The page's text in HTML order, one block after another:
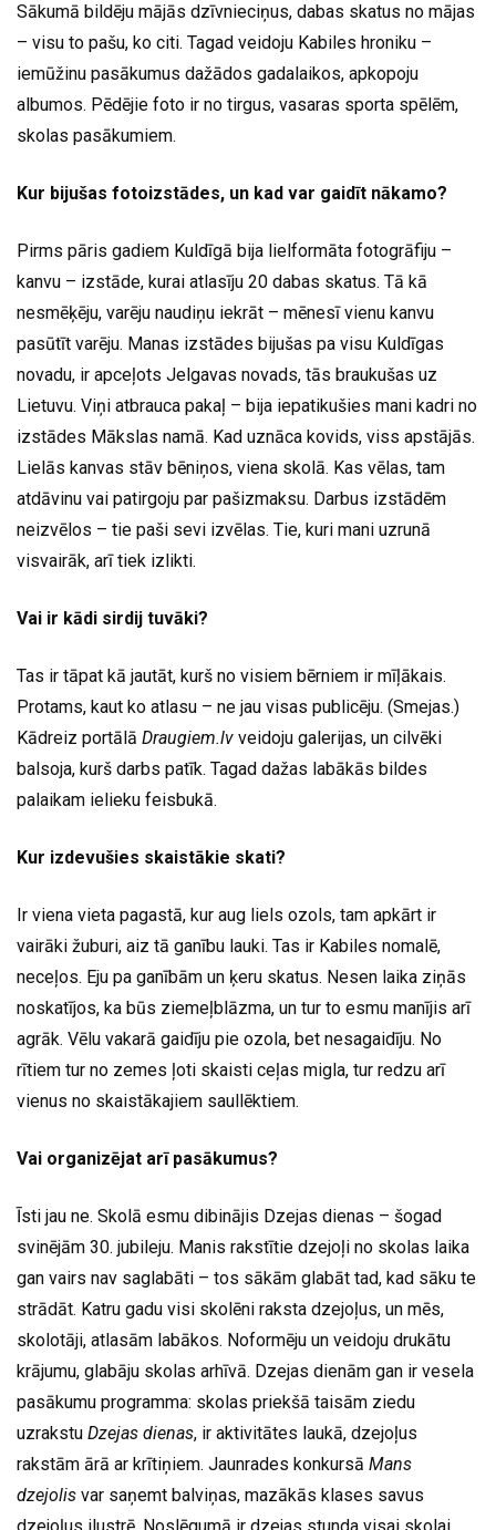
Sākumā bildēju mājās dzīvnieciņus, dabas skatus no mājas
– visu to pašu, ko citi. Tagad veidoju Kabiles hroniku –
iemūžinu pasākumus dažādos gadalaikos, apkopoju
albumos. Pēdējie foto ir no tirgus, vasaras sporta spēlēm,
skolas pasākumiem.
Kur bijušas fotoizstādes, un kad var gaidīt nākamo?
Pirms pāris gadiem Kuldīgā bija lielformāta fotogrāfiju –
kanvu – izstāde, kurai atlasīju 20 dabas skatus. Tā kā
nesmēķēju, varēju naudiņu iekrāt – mēnesī vienu kanvu
pasūtīt varēju. Manas izstādes bijušas pa visu Kuldīgas
novadu, ir apceļots Jelgavas novads, tās braukušas uz
Lietuvu. Viņi atbrauca pakaļ – bija iepatikušies mani kadri no
izstādes Mākslas namā. Kad uznāca kovids, viss apstājās.
Lielās kanvas stāv bēniņos, viena skolā. Kas vēlas, tam
atdāvinu vai patirgoju par pašizmaksu. Darbus izstādēm
neizvēlos – tie paši sevi izvēlas. Tie, kuri mani uzrunā
visvairāk, arī tiek izlikti.
Vai ir kādi sirdij tuvāki?
Tas ir tāpat kā jautāt, kurš no visiem bērniem ir mīļākais.
Protams, kaut ko atlasu – ne jau visas publicēju. (Smejas.)
Kādreiz portālā Draugiem.lv veidoju galerijas, un cilvēki
balsoja, kurš darbs patīk. Tagad dažas labākās bildes
palaikam ielieku feisbukā.
Kur izdevušies skaistākie skati?
Ir viena vieta pagastā, kur aug liels ozols, tam apkārt ir
vairāki žuburi, aiz tā ganību lauki. Tas ir Kabiles nomalē,
neceļos. Eju pa ganībām un ķeru skatus. Nesen laika ziņās
noskatījos, ka būs ziemeļblāzma, un tur to esmu manījis arī
agrāk. Vēlu vakarā gaidīju pie ozola, bet nesagaidīju. No
rītiem tur no zemes ļoti skaisti ceļas migla, tur redzu arī
vienus no skaistākajiem saullēktiem.
Vai organizējat arī pasākumus?
Īsti jau ne. Skolā esmu dibinājis Dzejas dienas – šogad
svinējām 30. jubileju. Manis rakstītie dzejoļi no skolas laika
gan vairs nav saglabāti – tos sākām glabāt tad, kad sāku te
strādāt. Katru gadu visi skolēni raksta dzejoļus, un mēs,
skolotāji, atlasām labākos. Noformēju un veidoju drukātu
krājumu, glabāju skolas arhīvā. Dzejas dienām gan ir vesela
pasākumu programma: skolas priekšā taisām ziedu
uzrakstu Dzejas dienas, ir aktivitātes laukā, dzejoļus
rakstām ārā ar krītiņiem. Jaunrades konkursā Mans
dzejolis var saņemt balviņas, mazākās klases savus